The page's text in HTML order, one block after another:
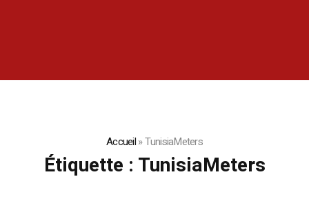
Accueil»TunisiaMeters
Étiquette : TunisiaMeters